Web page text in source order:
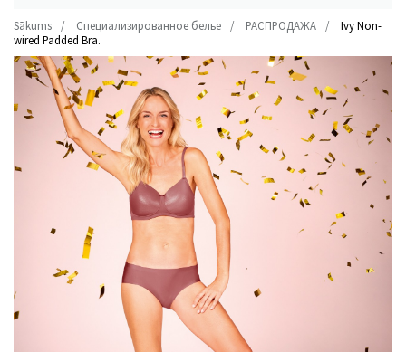
Sākums Специализированное белье РАСПРОДАЖА
Ivy Non-
wired Padded Bra.